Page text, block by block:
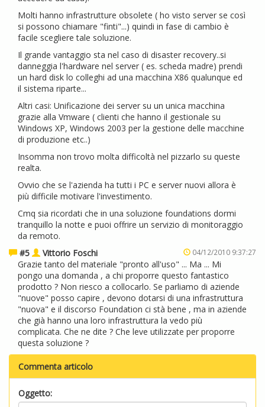
Molti hanno infrastrutture obsolete ( ho visto server se così
si possono chiamare "finti"...) quindi in fase di cambio è
facile scegliere tale soluzione.
Il grande vantaggio sta nel caso di disaster recovery..si
danneggia l'hardware nel server ( es. scheda madre) prendi
un hard disk lo colleghi ad una macchina X86 qualunque ed
il sistema riparte...
Altri casi: Unificazione dei server su un unica macchina
grazie alla Vmware ( clienti che hanno il gestionale su
Windows XP, Windows 2003 per la gestione delle macchine
di produzione etc..)
Insomma non trovo molta difficoltà nel pizzarlo su queste
realta.
Ovvio che se l'azienda ha tutti i PC e server nuovi allora è
più difficile motivare l'investimento.
Cmq sia ricordati che in una soluzione foundations dormi
tranquillo la notte e puoi offrire un servizio di monitoraggio
da remoto.
#5
Vittorio Foschi 04/12/2010 9:37:27
Grazie tanto del materiale "pronto all'uso" ... Ma ... Mi
pongo una domanda , a chi proporre questo fantastico
prodotto ? Non riesco a collocarlo. Se parliamo di aziende
"nuove" posso capire , devono dotarsi di una infrastruttura
"nuova" e il discorso Foundation ci stà bene , ma in aziende
che già hanno una loro infrastruttura la vedo più
complicata. Che ne dite ? Che leve utilizzate per proporre
questa soluzione ?
Commenta articolo
Oggetto: